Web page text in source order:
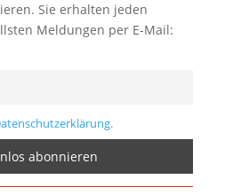
Sie erhalten jeden
Meldungen per E-Mail: